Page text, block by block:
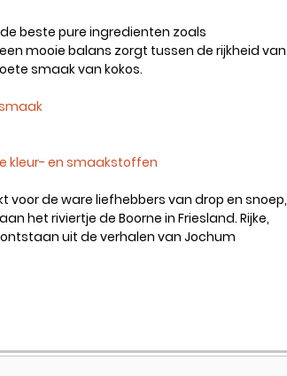
beste pure ingredienten zoals
mooie balans zorgt tussen de rijkheid van
smaak van kokos.
kleur- en smaakstoffen
de ware liefhebbers van drop en snoep,
het riviertje de Boorne in Friesland. Rijke,
uit de verhalen van Jochum